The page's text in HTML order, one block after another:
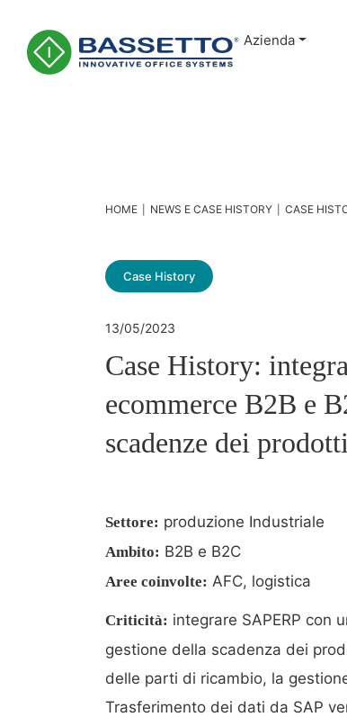
Main Navigation
Azienda
HOME NEWS E CASE HISTORY CASE
Case History
13/05/2023
Case History:
ecommerce B2B e
scadenze dei prodotti
Settore: produzione Industriale
Ambito: B2B e B2C
Aree coinvolte: AFC, logistica
Criticità: integrare SAPERP con
gestione della scadenza dei
delle parti di ricambio, la
Trasferimento dei dati da SAP